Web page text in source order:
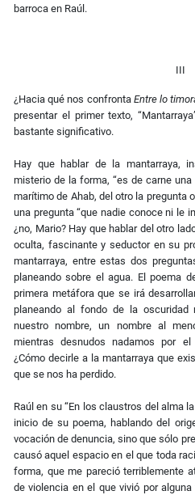
barroca en Raúl.
III
¿Hacia qué nos confronta Entre lo
presentar el primer texto,
bastante significativo.
Hay que hablar de la mantarraya,
misterio de la forma, “es de carne
marítimo de Ahab, del otro la pregunta
una pregunta “que nadie conoce ni le
¿no, Mario? Hay que hablar del otro
oculta, fascinante y seductor en su
mantarraya, entre estas dos
planeando sobre el agua. El poema
primera metáfora que se irá
planeando al fondo de la oscuridad
nuestro nombre, un nombre al
mientras desnudos nadamos por el
¿Cómo decirle a la mantarraya que
que se nos ha perdido.
Raúl en su “En los claustros del alma
inicio de su poema, hablando del
vocación de denuncia, sino que sólo
causó aquel espacio en el que toda
forma, que me pareció terriblemente
de violencia en el que vivió por